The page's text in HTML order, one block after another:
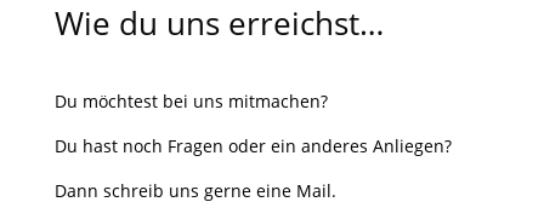
Wie du uns erreichst…
Du möchtest bei uns mitmachen?
Du hast noch Fragen oder ein anderes Anliegen?
Dann schreib uns gerne eine Mail.